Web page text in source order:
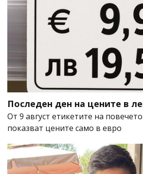
Последен ден на цените в
От 9 август етикетите на
показват цените само в евро